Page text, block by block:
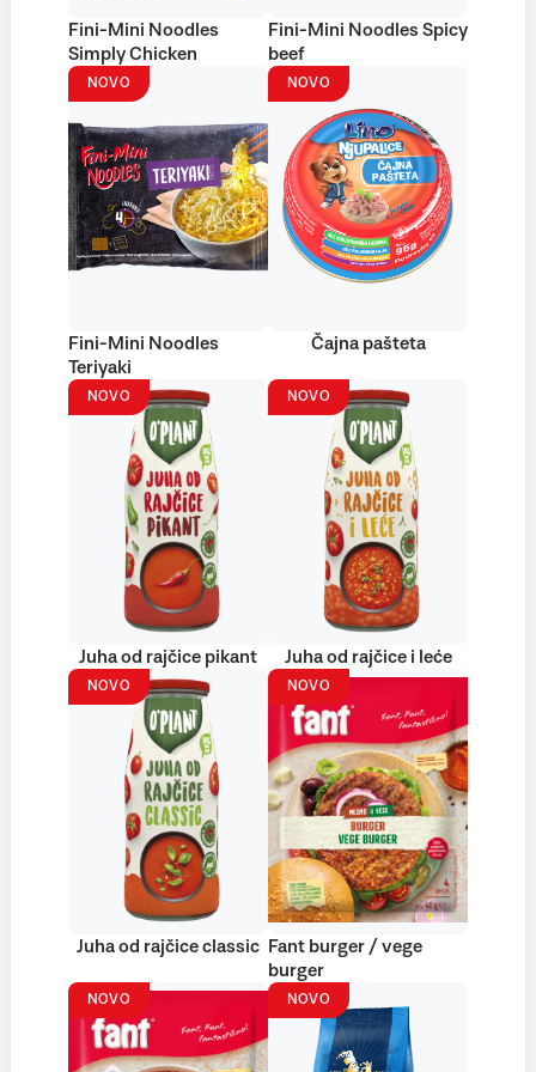
Fini-Mini Noodles
Simply Chicken
Fini-Mini Noodles Spicy
beef
NOVO
Fini-Mini Noodles
Teriyaki
NOVO
Čajna pašteta
NOVO
Juha od rajčice pikant
NOVO
Juha od rajčice i leće
NOVO
Juha od rajčice classic
NOVO
Fant burger / vege
burger
NOVO NOVO